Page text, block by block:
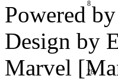
28
8
Powered by
Design by
Marvel